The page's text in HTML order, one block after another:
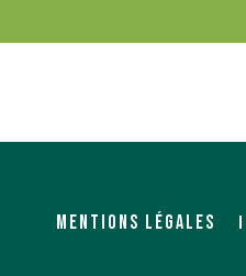
MENTIONS LÉGALES